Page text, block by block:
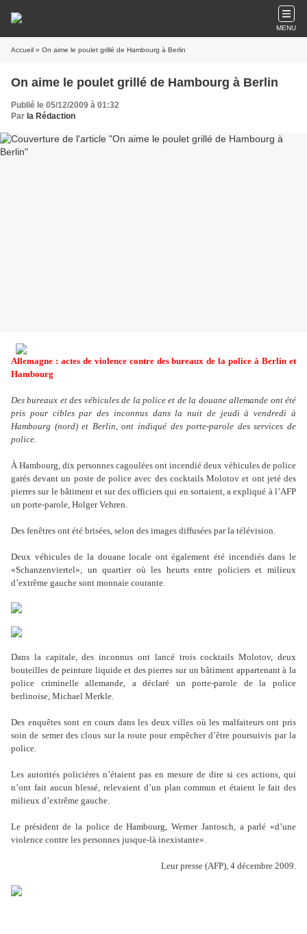
MENU
Accueil » On aime le poulet grillé de Hambourg à Berlin
On aime le poulet grillé de Hambourg à Berlin
Publié le 05/12/2009 à 01:32
Par la Rédaction
Allemagne : actes de violence contre des bureaux de la police à Berlin et
Hambourg
Des bureaux et des véhicules de la police et de la douane allemande ont été
pris pour cibles par des inconnus dans la nuit de jeudi à vendredi à
Hambourg (nord) et Berlin, ont indiqué des porte-parole des services de
police.
À Hambourg, dix personnes cagoulées ont incendié deux véhicules de police
garés devant un poste de police avec des cocktails Molotov et ont jeté des
pierres sur le bâtiment et sur des officiers qui en sortaient, a expliqué à l’AFP
un porte-parole, Holger Vehren.
Des fenêtres ont été brisées, selon des images diffusées par la télévision.
Deux véhicules de la douane locale ont également été incendiés dans le
«Schanzenviertel», un quartier où les heurts entre policiers et milieux
d’extrême gauche sont monnaie courante.
Dans la capitale, des inconnus ont lancé trois cocktails Molotov, deux
bouteilles de peinture liquide et des pierres sur un bâtiment appartenant à la
police criminelle allemande, a déclaré un porte-parole de la police
berlinoise, Michael Merkle.
Des enquêtes sont en cours dans les deux villes où les malfaiteurs ont pris
soin de semer des clous sur la route pour empêcher d’être poursuivis par la
police.
Les autorités policières n’étaient pas en mesure de dire si ces actions, qui
n’ont fait aucun blessé, relevaient d’un plan commun et étaient le fait des
milieux d’extrême gauche.
Le président de la police de Hambourg, Werner Jantosch, a parlé «d’une
violence contre les personnes jusque-là inexistante».
Leur presse (AFP), 4 décembre 2009.